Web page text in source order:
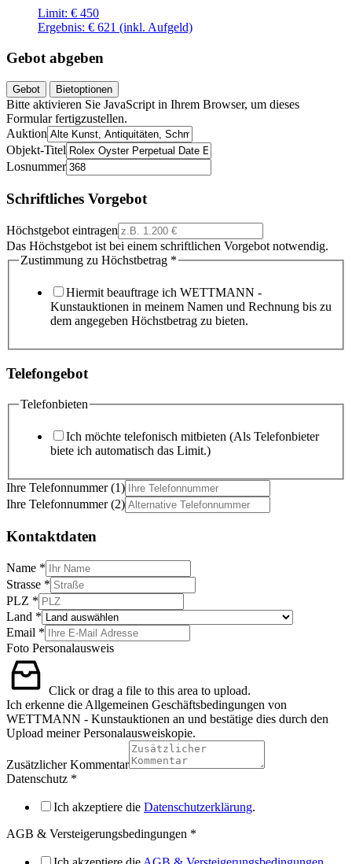
Limit: € 450
Ergebnis: € 621 (inkl. Aufgeld)
Gebot abgeben
Gebot Bietoptionen
Bitte aktivieren Sie JavaScript in Ihrem Browser, um dieses
Formular fertigzustellen.
Auktion
Objekt-Titel
Losnummer
Schriftliches Vorgebot
Höchstgebot eintragen
Das Höchstgebot ist bei einem schriftlichen Vorgebot notwendig.
Zustimmung zu Höchstbetrag *
Hiermit beauftrage ich WETTMANN -
Kunstauktionen in meinem Namen und Rechnung bis zu
dem angegeben Höchstbetrag zu bieten.
Telefongebot
Telefonbieten
Ich möchte telefonisch mitbieten (Als Telefonbieter
biete ich automatisch das Limit.)
Ihre Telefonnummer (1)
Ihre Telefonnummer (2)
Kontaktdaten
Name *
Strasse *
PLZ *
Land *
Email *
Foto Personalausweis
Click or drag a file to this area to upload.
Ich erkenne die Allgemeinen Geschäftsbedingungen von
WETTMANN - Kunstauktionen an und bestätige dies durch den
Upload meiner Personalausweiskopie.
Zusätzlicher Kommentar
Datenschutz *
Ich akzeptiere die Datenschutzerklärung.
AGB & Versteigerungsbedingungen *